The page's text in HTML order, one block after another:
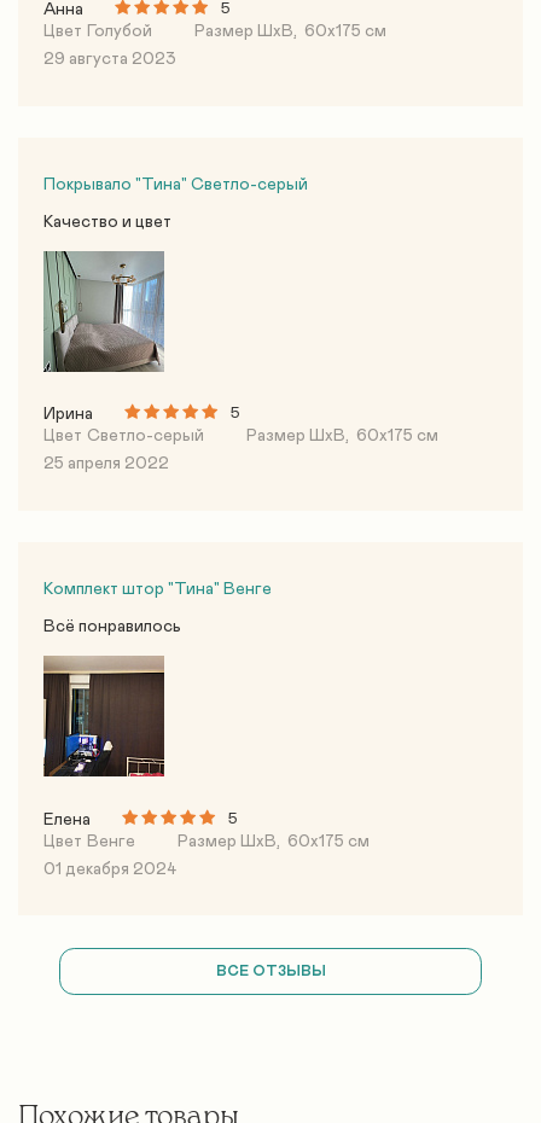
Анна 5
Цвет Голубой Размер ШхВ, 60х175 см
29 августа 2023
Покрывало "Тина" Светло-серый
Качество и цвет
Ирина 5
Цвет Светло-серый Размер ШхВ, 60х175 см
25 апреля 2022
Комплект штор "Тина" Венге
Всё понравилось
Елена 5
Цвет Венге Размер ШхВ,
60х175 см
01 декабря 2024
ВСЕ ОТЗЫВЫ